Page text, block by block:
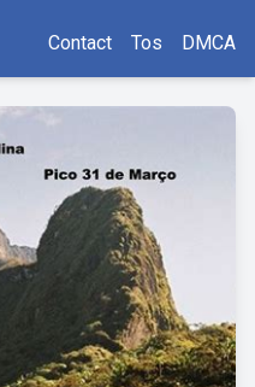
Contact Tos DMCA